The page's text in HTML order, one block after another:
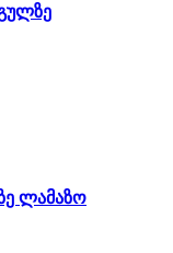
ლამაზო